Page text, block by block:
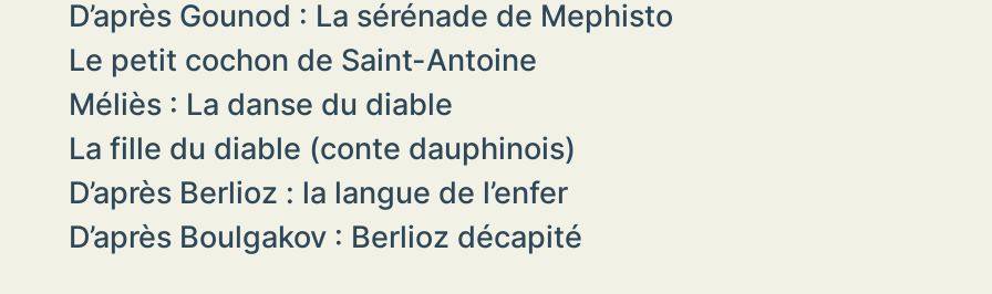
D’après Gounod : La sérénade de Mephisto
Le petit cochon de Saint-Antoine
Méliès : La danse du diable
La fille du diable (conte dauphinois)
D’après Berlioz : la langue de l’enfer
D’après Boulgakov : Berlioz décapité